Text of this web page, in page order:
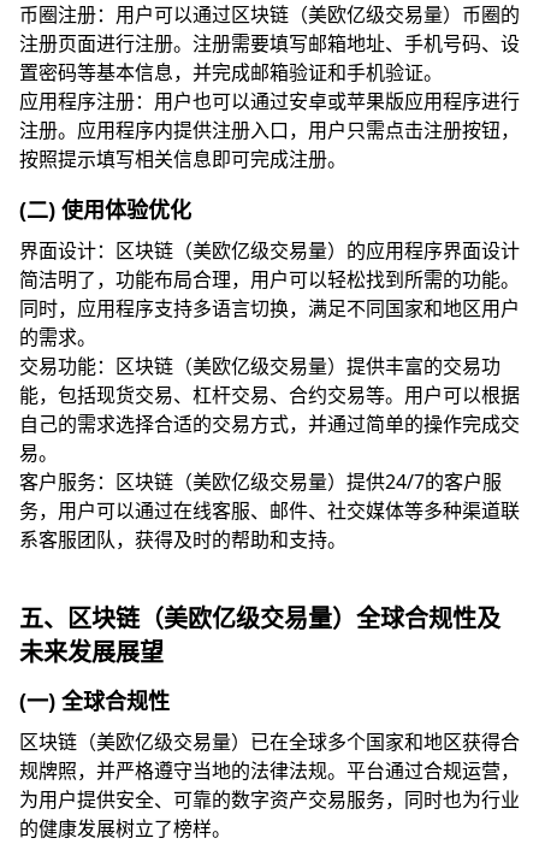
币圈注册：用户可以通过区块链（美欧亿级交易量）币圈的
注册页面进行注册。注册需要填写邮箱地址、手机号码、设
置密码等基本信息，并完成邮箱验证和手机验证。
应用程序注册：用户也可以通过安卓或苹果版应用程序进行
注册。应用程序内提供注册入口，用户只需点击注册按钮，
按照提示填写相关信息即可完成注册。
(二) 使用体验优化
界面设计：区块链（美欧亿级交易量）的应用程序界面设计
简洁明了，功能布局合理，用户可以轻松找到所需的功能。
同时，应用程序支持多语言切换，满足不同国家和地区用户
的需求。
交易功能：区块链（美欧亿级交易量）提供丰富的交易功
能，包括现货交易、杠杆交易、合约交易等。用户可以根据
自己的需求选择合适的交易方式，并通过简单的操作完成交
易。
客户服务：区块链（美欧亿级交易量）提供24/7的客户服
务，用户可以通过在线客服、邮件、社交媒体等多种渠道联
系客服团队，获得及时的帮助和支持。
五、区块链（美欧亿级交易量）全球合规性及
未来发展展望
(一) 全球合规性
区块链（美欧亿级交易量）已在全球多个国家和地区获得合
规牌照，并严格遵守当地的法律法规。平台通过合规运营，
为用户提供安全、可靠的数字资产交易服务，同时也为行业
的健康发展树立了榜样。